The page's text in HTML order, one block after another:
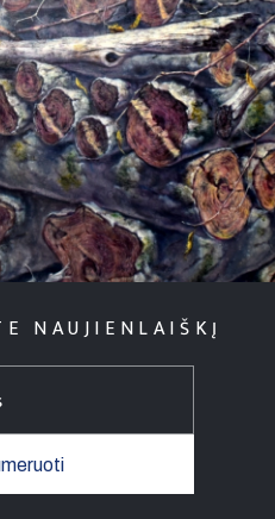
NAUJIENLAIŠKĮ